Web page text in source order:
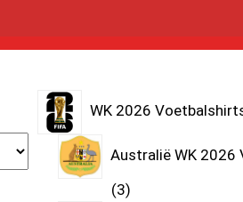
WK 2026
Australië WK 2026
3